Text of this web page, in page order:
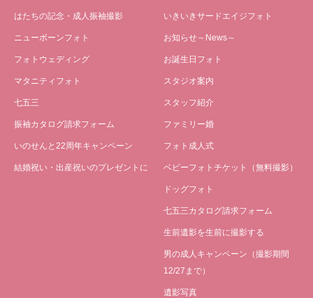
はたちの記念・成人振袖撮影
ニューボーンフォト
フォトウェディング
マタニティフォト
七五三
振袖カタログ請求フォーム
いのせんと22周年キャンペーン
結婚祝い・出産祝いのプレゼントに
いきいきサードエイジフォト
お知らせ～News～
お誕生日フォト
スタジオ案内
スタッフ紹介
ファミリー婚
フォト成人式
ベビーフォトチケット（無料撮影）
ドッグフォト
七五三カタログ請求フォーム
生前遺影を生前に撮影する
男の成人キャンペーン（撮影期間
12/27まで）
遺影写真